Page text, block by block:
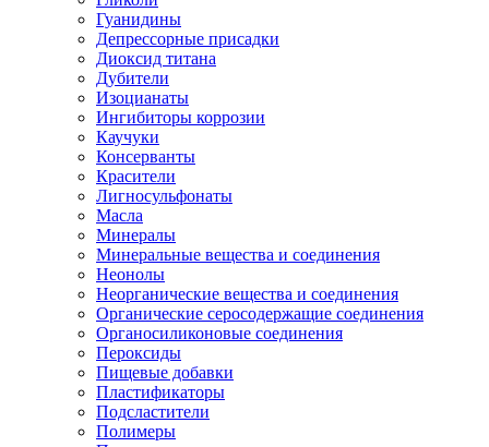
Гуанидины
Депрессорные присадки
Диоксид титана
Дубители
Изоцианаты
Ингибиторы коррозии
Каучуки
Консерванты
Красители
Лигносульфонаты
Масла
Минералы
Минеральные вещества и соединения
Неонолы
Неорганические вещества и соединения
Органические серосодержащие соединения
Органосиликоновые соединения
Пероксиды
Пищевые добавки
Пластификаторы
Подсластители
Полимеры